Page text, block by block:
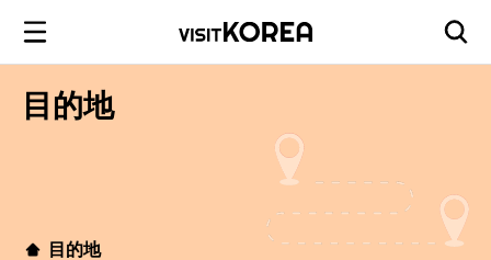
目的地
目的地